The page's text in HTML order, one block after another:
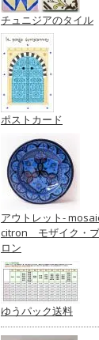
チュニジアのタイル
ポストカード
アウトレット-
citron モザイク・ブ
ロン
ゆうパック送料